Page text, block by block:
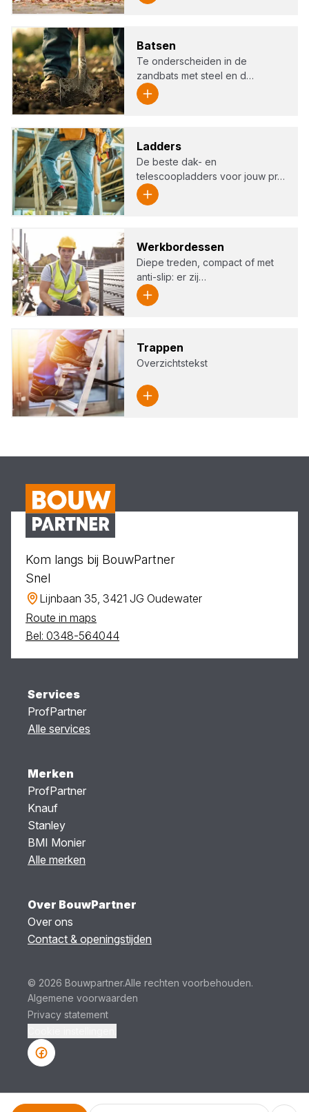
Bat­sen
Te onderscheiden in de
zandbats met steel en d…
Lad­ders
De beste dak- en
telescoopladders voor jouw pr…
Werk­bor­des­sen
Diepe treden, compact of met
anti-slip: er zij…
Trap­pen
Overzichtstekst
Kom langs bij BouwPartner
Snel
Lijnbaan 35, 3421 JG Oudewater
Route in maps
Bel: 0348-564044
Services
ProfPartner
Alle services
Merken
ProfPartner
Knauf
Stanley
BMI Monier
Alle merken
Over BouwPartner
Over ons
Contact & openingstijden
© 2026 Bouwpartner.Alle rechten voorbehouden.
Algemene voorwaarden
Privacy statement